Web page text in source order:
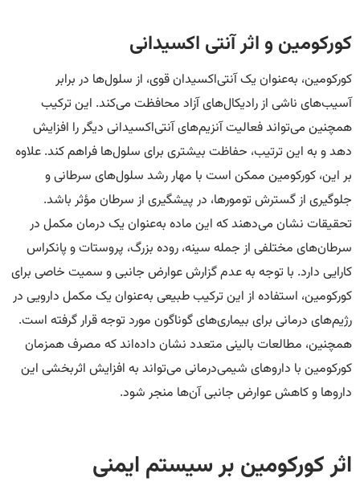
کورکومین و اثر آنتی اکسیدانی
کورکومین، به‌عنوان یک آنتی‌اکسیدان قوی، از سلول‌ها در برابر
آسیب‌های ناشی از رادیکال‌های آزاد محافظت می‌کند. این ترکیب
همچنین می‌تواند فعالیت آنزیم‌های آنتی‌اکسیدانی دیگر را افزایش
دهد و به این ترتیب، حفاظت بیشتری برای سلول‌ها فراهم کند. علاوه
بر این، کورکومین ممکن است با مهار رشد سلول‌های سرطانی و
جلوگیری از گسترش تومورها، در پیشگیری از سرطان مؤثر باشد.
تحقیقات نشان می‌دهند که این ماده به‌عنوان یک درمان مکمل در
سرطان‌های مختلفی از جمله سینه، روده بزرگ، پروستات و پانکراس
کارایی دارد. با توجه به عدم گزارش عوارض جانبی و سمیت خاصی برای
کورکومین، استفاده از این ترکیب طبیعی به‌عنوان یک مکمل دارویی در
رژیم‌های درمانی برای بیماری‌های گوناگون مورد توجه قرار گرفته است.
همچنین، مطالعات بالینی متعدد نشان داده‌اند که مصرف همزمان
کورکومین با داروهای شیمی‌درمانی می‌تواند به افزایش اثربخشی این
داروها و کاهش عوارض جانبی آن‌ها منجر شود.
اثر کورکومین بر سیستم ایمنی